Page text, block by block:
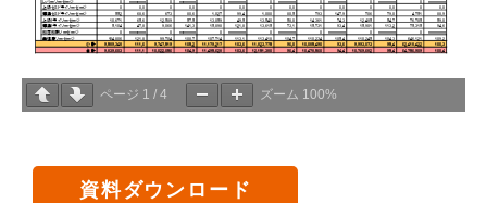
ページ 1 / 4 ズーム 100%
資料ダウンロード